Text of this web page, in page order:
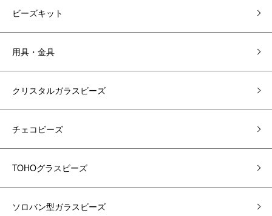
ビーズキット
用具・金具
クリスタルガラスビーズ
チェコビーズ
TOHOグラスビーズ
ソロバン型ガラスビーズ